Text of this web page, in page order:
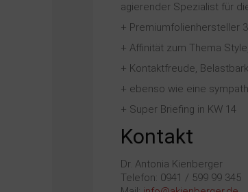
agierender Spezialist für
+ Premiumfolienhersteller
+ Affinität zum Thema
+ Kontaktfreude,
+ ebenso wie eine
+ Super Briefing in KW 14
Kontakt
Dr. Antonia Kienberger
Telefon: 0941 / 599 99 345